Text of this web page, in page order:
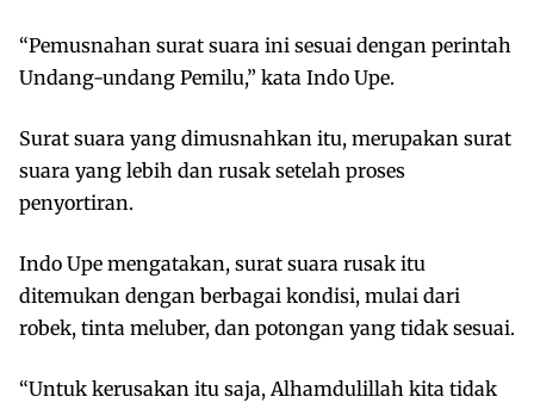
“Pemusnahan surat suara ini sesuai dengan perintah
Undang-undang Pemilu,” kata Indo Upe.
Surat suara yang dimusnahkan itu, merupakan surat
suara yang lebih dan rusak setelah proses
penyortiran.
Indo Upe mengatakan, surat suara rusak itu
ditemukan dengan berbagai kondisi, mulai dari
robek, tinta meluber, dan potongan yang tidak sesuai.
“Untuk kerusakan itu saja, Alhamdulillah kita tidak